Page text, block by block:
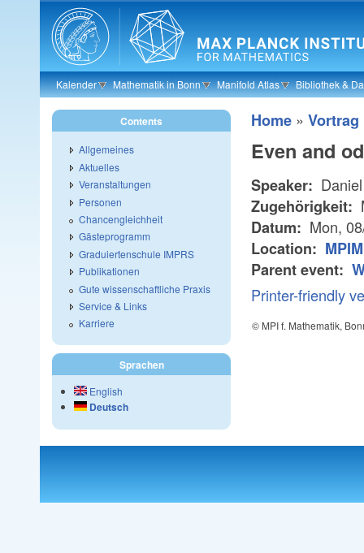
Skip to main content
Kalender Mathematik in Bonn Manifold Atlas Bibliothek &
Home » Vortrag
Even and
Speaker:
Zugehörigkeit:
Datum: Mon,
Location:
Parent event:
Printer-friendly
© MPI f. Mathematik,
Contents
Allgemeines
Aktuelles
Veranstaltungen
Personen
Chancengleichheit
Gästeprogramm
Graduiertenschule IMPRS
Publikationen
Gute wissenschaftliche Praxis
Service & Links
Karriere
Sprachen
English
Deutsch